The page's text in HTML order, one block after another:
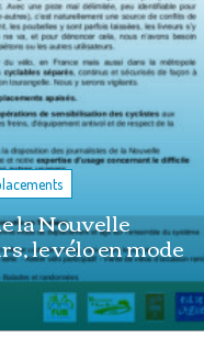
la Nouvelle
le vélo en mode